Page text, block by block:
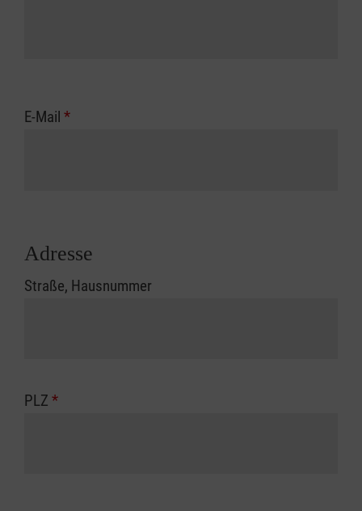
E-Mail *
Adresse
Straße, Hausnummer
PLZ *